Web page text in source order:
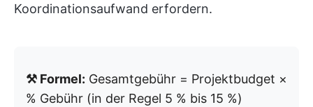
Koordinationsaufwand erfordern.
⚒️ Formel: Gesamtgebühr = Projektbudget ×
% Gebühr (in der Regel 5 % bis 15 %)